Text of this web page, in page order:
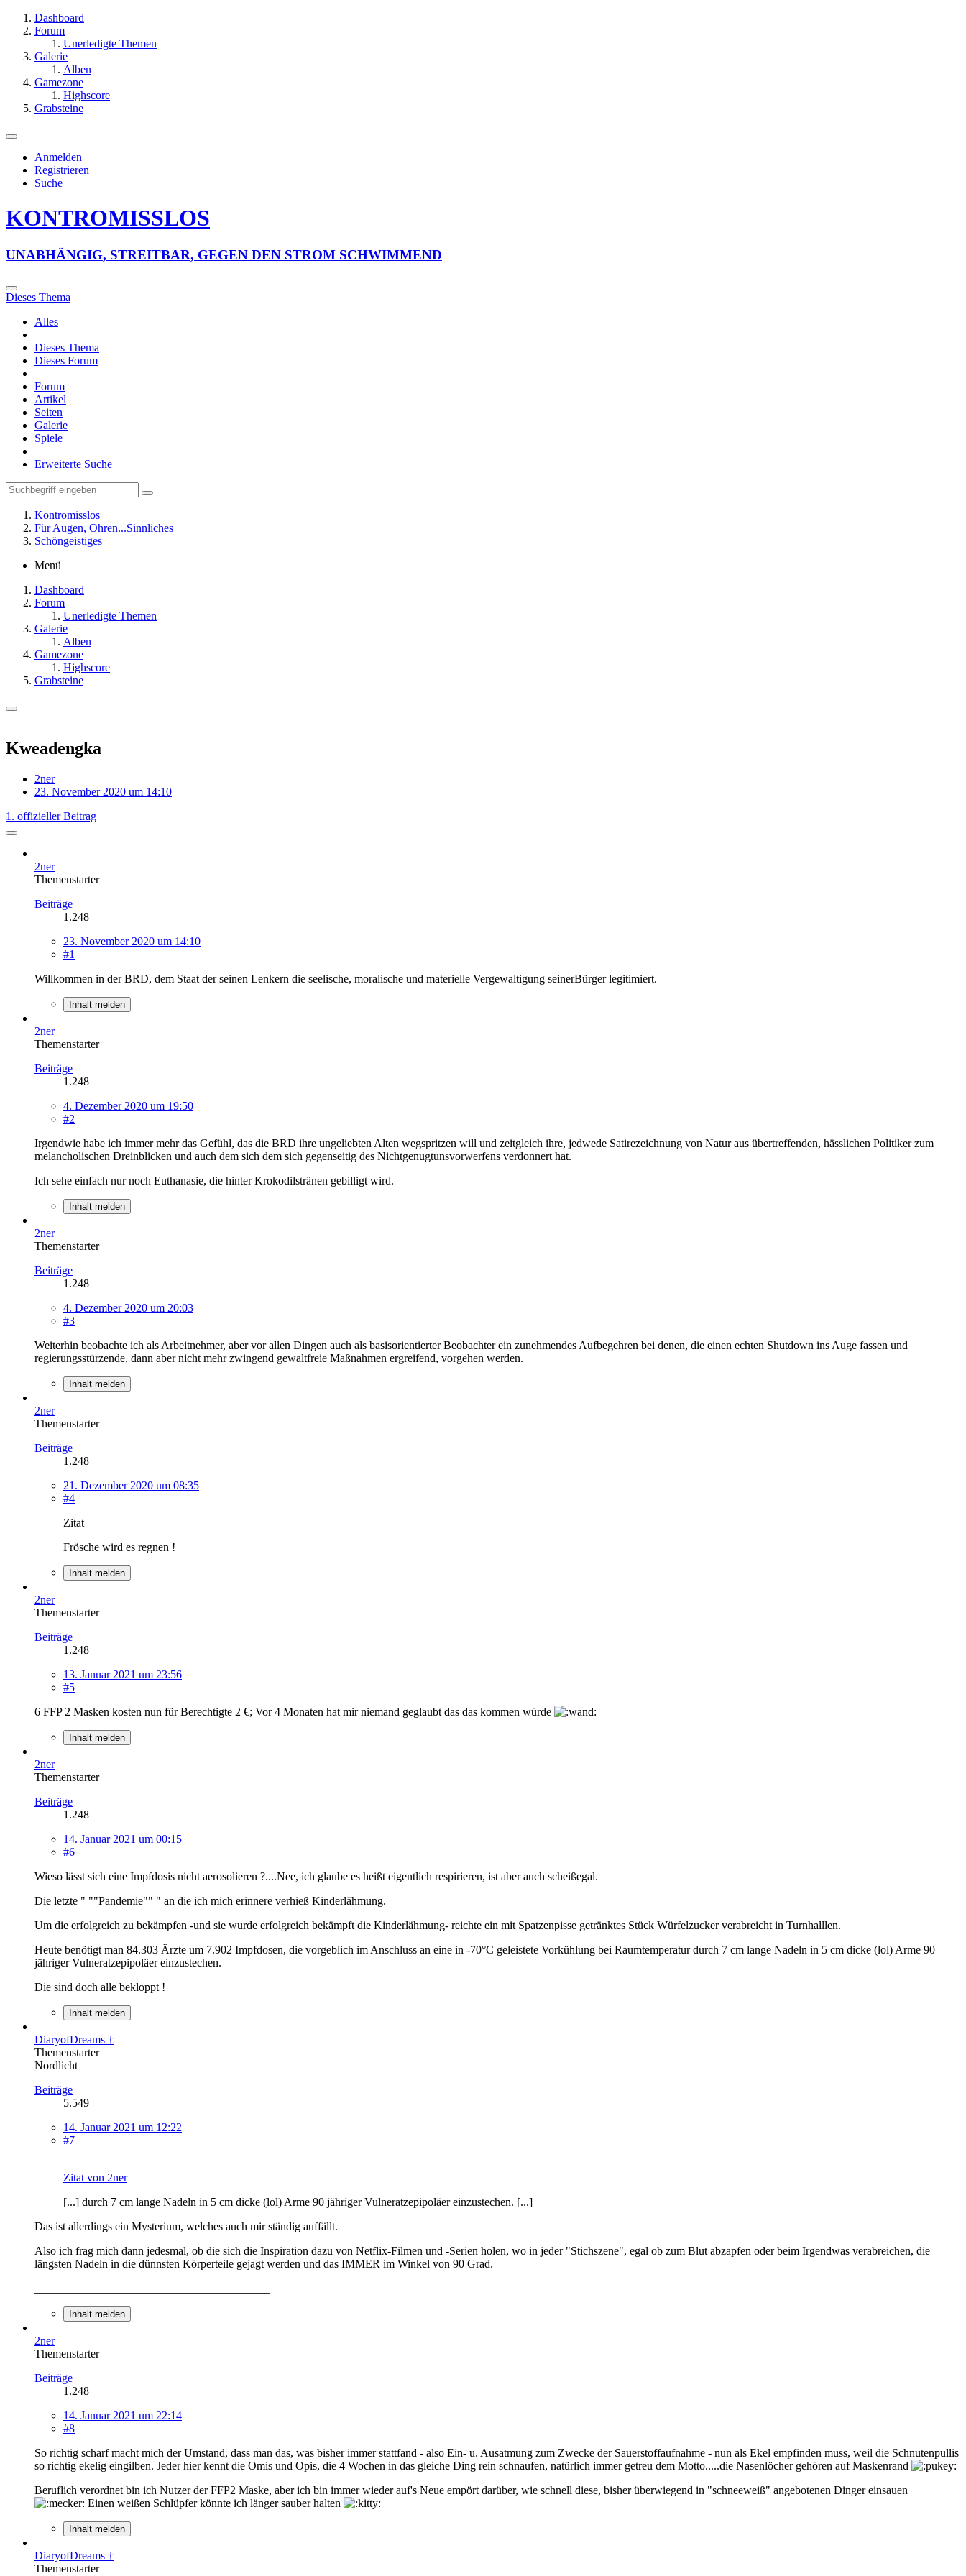
Dashboard
Forum
Unerledigte Themen
Galerie
Alben
Gamezone
Highscore
Grabsteine
Anmelden
Registrieren
Suche
KONTROMISSLOS
UNABHÄNGIG, STREITBAR, GEGEN DEN STROM SCHWIMMEND
Dieses Thema
Alles
Dieses Thema
Dieses Forum
Forum
Artikel
Seiten
Galerie
Spiele
Erweiterte Suche
Kontromisslos
Für Augen, Ohren...Sinnliches
Schöngeistiges
Menü
Dashboard
Forum
Unerledigte Themen
Galerie
Alben
Gamezone
Highscore
Grabsteine
Kweadengka
2ner
23. November 2020 um 14:10
1. offizieller Beitrag
2ner
Themenstarter
Beiträge
1.248
23. November 2020 um 14:10
#1
Willkommen in der BRD, dem Staat der seinen Lenkern die seelische, moralische und materielle Vergewaltigung seinerBürger legitimiert.
Inhalt melden
2ner
Themenstarter
Beiträge
1.248
4. Dezember 2020 um 19:50
#2
Irgendwie habe ich immer mehr das Gefühl, das die BRD ihre ungeliebten Alten wegspritzen will und zeitgleich ihre, jedwede Satirezeichnung von Natur aus übertreffenden, hässlichen Politiker zum
melancholischen Dreinblicken und auch dem sich dem sich gegenseitig des Nichtgenugtunsvorwerfens verdonnert hat.
Ich sehe einfach nur noch Euthanasie, die hinter Krokodilstränen gebilligt wird.
Inhalt melden
2ner
Themenstarter
Beiträge
1.248
4. Dezember 2020 um 20:03
#3
Weiterhin beobachte ich als Arbeitnehmer, aber vor allen Dingen auch als basisorientierter Beobachter ein zunehmendes Aufbegehren bei denen, die einen echten Shutdown ins Auge fassen und
regierungsstürzende, dann aber nicht mehr zwingend gewaltfreie Maßnahmen ergreifend, vorgehen werden.
Inhalt melden
2ner
Themenstarter
Beiträge
1.248
21. Dezember 2020 um 08:35
#4
Zitat
Frösche wird es regnen !
Inhalt melden
2ner
Themenstarter
Beiträge
1.248
13. Januar 2021 um 23:56
#5
6 FFP 2 Masken kosten nun für Berechtigte 2 €; Vor 4 Monaten hat mir niemand geglaubt das das kommen würde
Inhalt melden
2ner
Themenstarter
Beiträge
1.248
14. Januar 2021 um 00:15
#6
Wieso lässt sich eine Impfdosis nicht aerosolieren ?....Nee, ich glaube es heißt eigentlich respirieren, ist aber auch scheißegal.
Die letzte " ""Pandemie"" " an die ich mich erinnere verhieß Kinderlähmung.
Um die erfolgreich zu bekämpfen -und sie wurde erfolgreich bekämpft die Kinderlähmung- reichte ein mit Spatzenpisse getränktes Stück Würfelzucker verabreicht in Turnhalllen.
Heute benötigt man 84.303 Ärzte um 7.902 Impfdosen, die vorgeblich im Anschluss an eine in -70°C geleistete Vorkühlung bei Raumtemperatur durch 7 cm lange Nadeln in 5 cm dicke (lol) Arme 90
jähriger Vulneratzepipoläer einzustechen.
Die sind doch alle bekloppt !
Inhalt melden
DiaryofDreams †
Themenstarter
Nordlicht
Beiträge
5.549
14. Januar 2021 um 12:22
#7
Zitat von 2ner
[...] durch 7 cm lange Nadeln in 5 cm dicke (lol) Arme 90 jähriger Vulneratzepipoläer einzustechen. [...]
Das ist allerdings ein Mysterium, welches auch mir ständig auffällt.
Also ich frag mich dann jedesmal, ob die sich die Inspiration dazu von Netflix-Filmen und -Serien holen, wo in jeder "Stichszene", egal ob zum Blut abzapfen oder beim Irgendwas verabreichen, die
längsten Nadeln in die dünnsten Körperteile gejagt werden und das IMMER im Winkel von 90 Grad.
Inhalt melden
2ner
Themenstarter
Beiträge
1.248
14. Januar 2021 um 22:14
#8
So richtig scharf macht mich der Umstand, dass man das, was bisher immer stattfand - also Ein- u. Ausatmung zum Zwecke der Sauerstoffaufnahme - nun als Ekel empfinden muss, weil die Schnutenpullis
so richtig ekelig eingilben. Jeder hier kennt die Omis und Opis, die 4 Wochen in das gleiche Ding rein schnaufen, natürlich immer getreu dem Motto.....die Nasenlöcher gehören auf Maskenrand
Beruflich verordnet bin ich Nutzer der FFP2 Maske, aber ich bin immer wieder auf's Neue empört darüber, wie schnell diese, bisher überwiegend in "schneeweiß" angebotenen Dinger einsauen
Einen weißen Schlüpfer könnte ich länger sauber halten
Inhalt melden
DiaryofDreams †
Themenstarter